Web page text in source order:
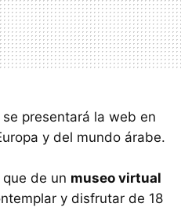
presentará la web en
y del mundo árabe.
de un museo virtual
y disfrutar de 18